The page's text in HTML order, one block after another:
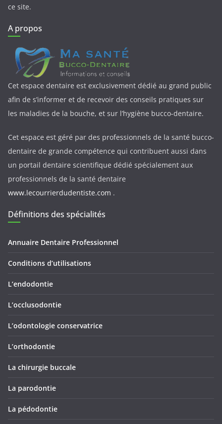
ce site.
A propos
Cet espace dentaire est exclusivement dédié au grand public
afin de s’informer et de recevoir des conseils pratiques sur
les maladies de la bouche, et sur l’hygiène bucco-dentaire.
Cet espace est géré par des professionnels de la santé bucco-
dentaire de grande compétence qui contribuent aussi dans
un portail dentaire scientifique dédié spécialement aux
professionnels de la santé dentaire
www.lecourrierdudentiste.com .
Définitions des spécialités
Annuaire Dentaire Professionnel
Conditions d’utilisations
L’endodontie
L’occlusodontie
L’odontologie conservatrice
L’orthodontie
La chirurgie buccale
La parodontie
La pédodontie